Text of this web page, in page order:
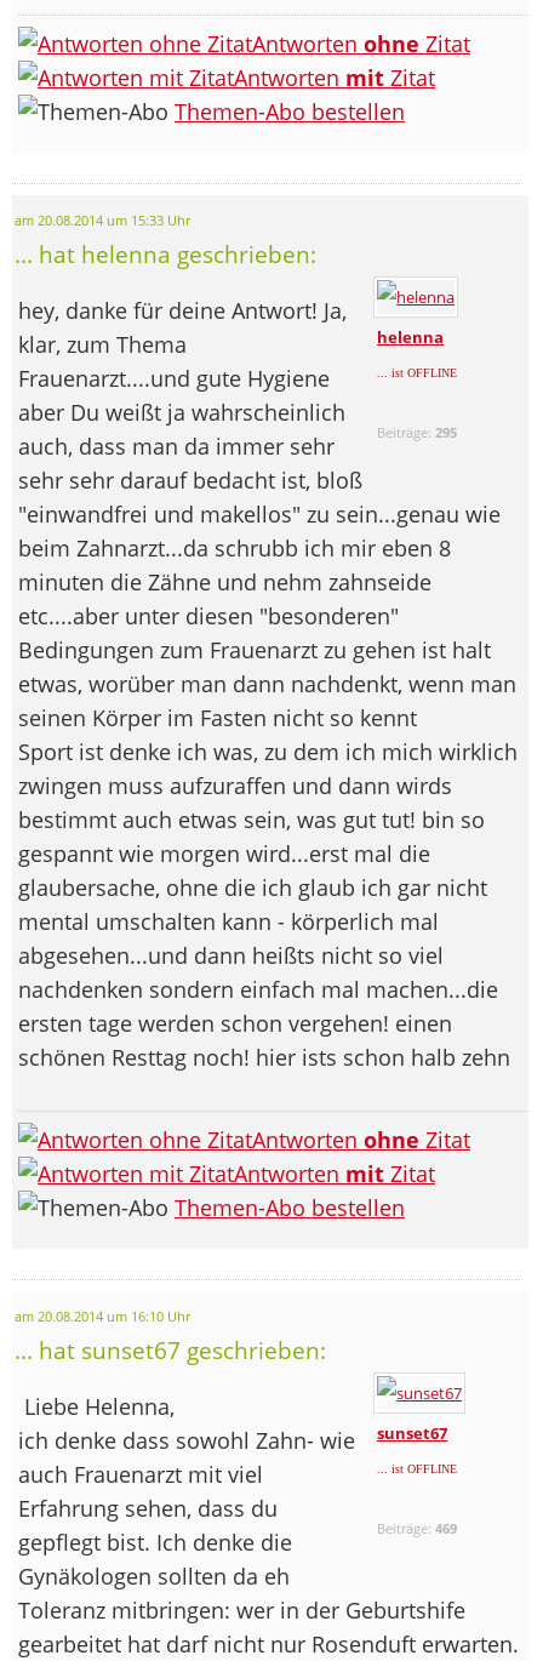
Antworten ohne Zitat
Antworten mit Zitat
Themen-Abo bestellen
am 20.08.2014 um 15:33 Uhr
... hat helenna geschrieben:
helenna
... ist OFFLINE
Beiträge: 295
hey, danke für deine Antwort! Ja,
klar, zum Thema
Frauenarzt....und gute Hygiene
aber Du weißt ja wahrscheinlich
auch, dass man da immer sehr
sehr sehr darauf bedacht ist, bloß
"einwandfrei und makellos" zu sein...genau wie
beim Zahnarzt...da schrubb ich mir eben 8
minuten die Zähne und nehm zahnseide
etc....aber unter diesen "besonderen"
Bedingungen zum Frauenarzt zu gehen ist halt
etwas, worüber man dann nachdenkt, wenn man
seinen Körper im Fasten nicht so kennt
Sport ist denke ich was, zu dem ich mich wirklich
zwingen muss aufzuraffen und dann wirds
bestimmt auch etwas sein, was gut tut! bin so
gespannt wie morgen wird...erst mal die
glaubersache, ohne die ich glaub ich gar nicht
mental umschalten kann - körperlich mal
abgesehen...und dann heißts nicht so viel
nachdenken sondern einfach mal machen...die
ersten tage werden schon vergehen! einen
schönen Resttag noch! hier ists schon halb zehn
Antworten ohne Zitat
Antworten mit Zitat
Themen-Abo bestellen
am 20.08.2014 um 16:10 Uhr
... hat sunset67 geschrieben:
sunset67
... ist OFFLINE
Beiträge:469
Liebe Helenna,
ich denke dass sowohl Zahn- wie
auch Frauenarzt mit viel
Erfahrung sehen, dass du
gepflegt bist. Ich denke die
Gynäkologen sollten da eh
Toleranz mitbringen: wer in der Geburtshife
gearbeitet hat darf nicht nur Rosenduft erwarten.